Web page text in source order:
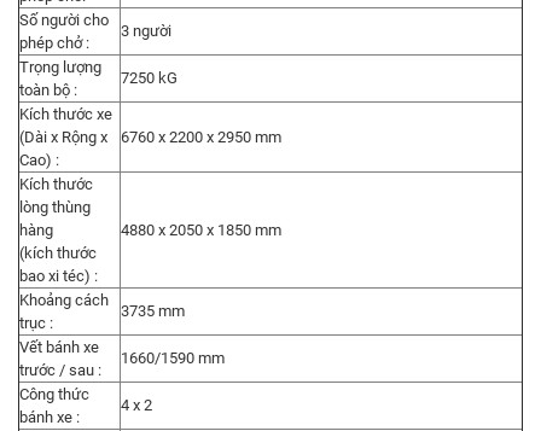
Số người cho
phép chở :
3 người
Trọng lượng
toàn bộ :
7250 kG
Kích thước xe
(Dài x Rộng x
Cao) :
6760 x 2200 x 2950 mm
Kích thước
lòng thùng
hàng
(kích thước
bao xi téc) :
4880 x 2050 x 1850 mm
Khoảng cách
trục :
3735 mm
Vết bánh xe
trước / sau :
1660/1590 mm
Công thức
bánh xe :
4 x 2